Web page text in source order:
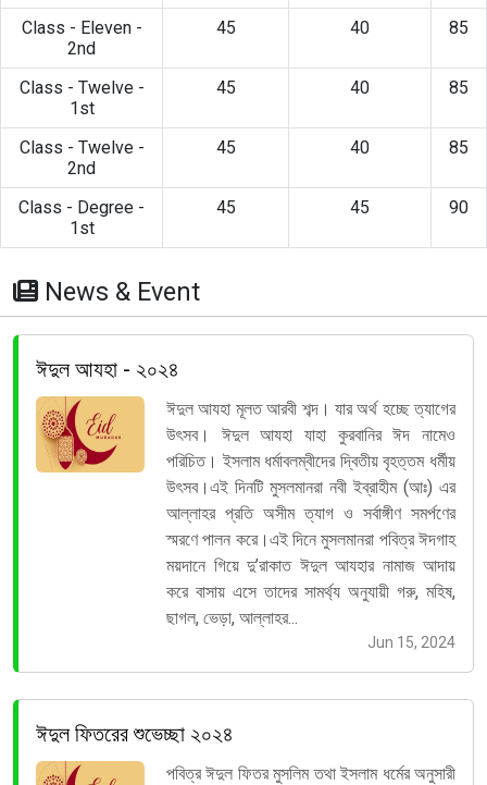
Class - Eleven -
2nd
45 40 85
Class - Twelve -
1st
45 40 85
Class - Twelve -
2nd
45 40 85
Class - Degree -
1st
45 45 90
News & Event
ঈদুল আযহা - ২০২৪
ঈদুল আযহা মূলত আরবী শব্দ। যার অর্থ হচ্ছে ত্যাগের
উৎসব। ঈদুল আযহা যাহা কুরবানির ঈদ নামেও
পরিচিত। ইসলাম ধর্মাবলম্বীদের দ্বিতীয় বৃহত্তম ধর্মীয়
উৎসব।এই দিনটি মুসলমানরা নবী ইব্রাহীম (আঃ) এর
আল্লাহর প্রতি অসীম ত্যাগ ও সর্বাঙ্গীণ সমর্পণের
স্মরণে পালন করে।এই দিনে মুসলমানরা পবিত্র ঈদগাহ
ময়দানে গিয়ে দু’রাকাত ঈদুল আযহার নামাজ আদায়
করে বাসায় এসে তাদের সামর্থ্য অনুযায়ী গরু, মহিষ,
ছাগল, ভেড়া, আল্লাহর...
Jun 15, 2024
ঈদুল ফিতরের শুভেচ্ছা ২০২৪
পবিত্র ঈদুল ফিতর মুসলিম তথা ইসলাম ধর্মের অনুসারী